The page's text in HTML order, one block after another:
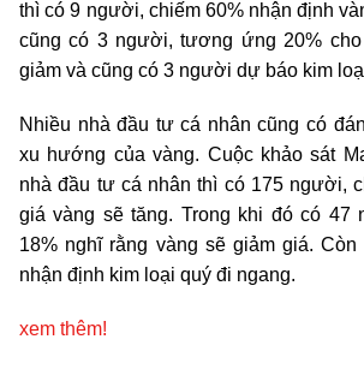
thì có 9 người, chiếm 60% nhận định
cũng có 3 người, tương ứng 20%
giảm và cũng có 3 người dự báo kim
Nhiều nhà đầu tư cá nhân cũng có
xu hướng của vàng. Cuộc khảo sát
nhà đầu tư cá nhân thì có 175 người,
giá vàng sẽ tăng. Trong khi đó có 47
18% nghĩ rằng vàng sẽ giảm giá.
nhận định kim loại quý đi ngang.
xem thêm!